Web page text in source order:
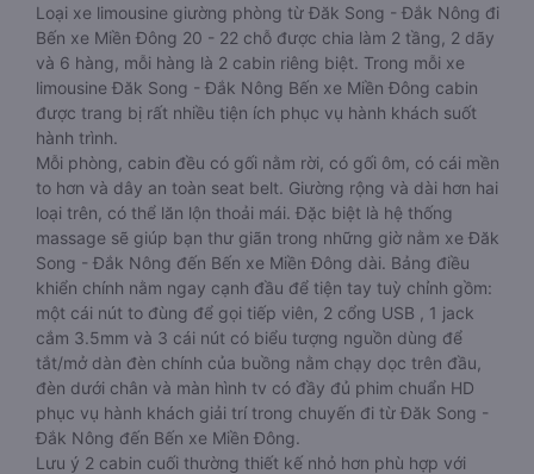
Loại xe limousine giường phòng từ Đăk Song - Đắk Nông đi
Bến xe Miền Đông 20 - 22 chỗ được chia làm 2 tầng, 2 dãy
và 6 hàng, mỗi hàng là 2 cabin riêng biệt. Trong mỗi xe
limousine Đăk Song - Đắk Nông Bến xe Miền Đông cabin
được trang bị rất nhiều tiện ích phục vụ hành khách suốt
hành trình.
Mỗi phòng, cabin đều có gối nằm rời, có gối ôm, có cái mền
to hơn và dây an toàn seat belt. Giường rộng và dài hơn hai
loại trên, có thể lăn lộn thoải mái. Đặc biệt là hệ thống
massage sẽ giúp bạn thư giãn trong những giờ nằm xe Đăk
Song - Đắk Nông đến Bến xe Miền Đông dài. Bảng điều
khiển chính nằm ngay cạnh đầu để tiện tay tuỳ chỉnh gồm:
một cái nút to đùng để gọi tiếp viên, 2 cổng USB , 1 jack
cắm 3.5mm và 3 cái nút có biểu tượng nguồn dùng để
tắt/mở dàn đèn chính của buồng nằm chạy dọc trên đầu,
đèn dưới chân và màn hình tv có đầy đủ phim chuẩn HD
phục vụ hành khách giải trí trong chuyến đi từ Đăk Song -
Đắk Nông đến Bến xe Miền Đông.
Lưu ý 2 cabin cuối thường thiết kế nhỏ hơn phù hợp với